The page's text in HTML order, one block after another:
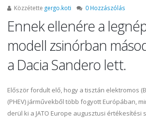
Közzétette gergo.koti 0 Hozzászólás
Ennek ellenére a
modell zsinórban
a Dacia Sandero lett.
Először fordult elő, hogy a tisztán elektromos
(PHEV) járművekből több fogyott Európában,
derül ki a JATO Europe augusztusi értékesítési